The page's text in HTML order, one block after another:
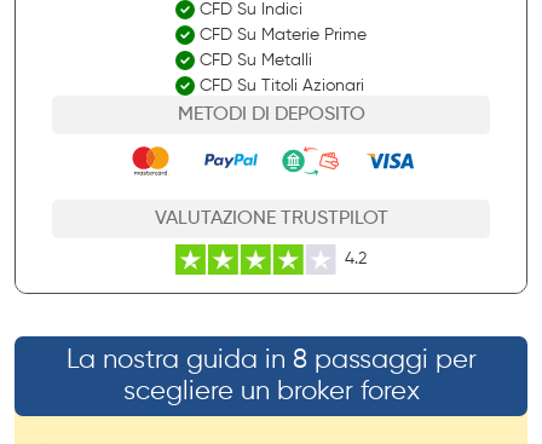
CFD Su Indici
CFD Su Materie Prime
CFD Su Metalli
CFD Su Titoli Azionari
METODI DI DEPOSITO
VALUTAZIONE TRUSTPILOT
4.2
La nostra guida in 8 passaggi per
scegliere un broker forex